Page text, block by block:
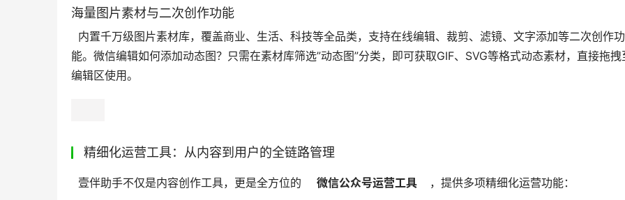
海量图片素材与二次创作功能
能。微信编辑如何添加动态图？只需在素材库筛选”动态图”分类，即可获取GIF、SVG等格式动态素材，直接拖拽
编辑区使用。
精细化运营工具：从内容到用户的全链路管理
  壹伴助手不仅是内容创作工具，更是全方位的
   微信公众号运营工具
  ，提供多项精细化运营功能：